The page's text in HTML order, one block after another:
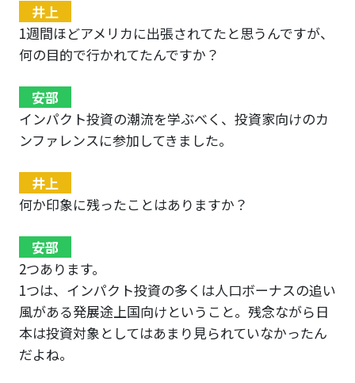
井上
1週間ほどアメリカに出張されてたと思うんですが、
何の目的で行かれてたんですか？
安部
インパクト投資の潮流を学ぶべく、投資家向けのカ
ンファレンスに参加してきました。
井上
何か印象に残ったことはありますか？
安部
2つあります。
1つは、インパクト投資の多くは人口ボーナスの追い
風がある発展途上国向けということ。残念ながら日
本は投資対象としてはあまり見られていなかったん
だよね。